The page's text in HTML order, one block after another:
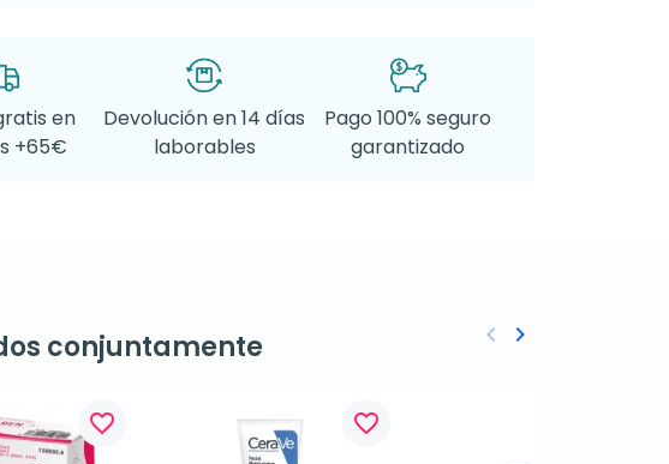
en
+65€
Devolución en 14 días
laborables
Pago 100% seguro
garantizado
conjuntamente
favorite_border favorite_border
Anterior
keyboard_arrow_left Siguiente
keyboard_arrow_right